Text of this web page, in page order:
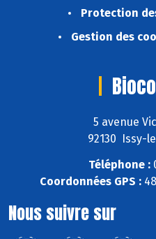
Protection
Gestion des
5 avenue
92130 Issy-
Téléphone :
Coordonnées GPS :
Nous suivre sur